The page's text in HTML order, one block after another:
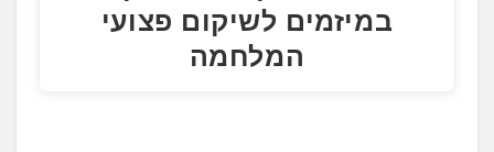
במיזמים לשיקום פצועי
המלחמה